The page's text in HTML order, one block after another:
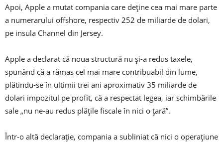
Apoi, Apple a mutat compania care deține cea mai mare parte
a numerarului offshore, respectiv 252 de miliarde de dolari,
pe insula Channel din Jersey.
Apple a declarat că noua structură nu și-a redus taxele,
spunând că a rămas cel mai mare contribuabil din lume,
plătindu-se în ultimii trei ani aproximativ 35 miliarde de
dolari impozitul pe profit, că a respectat legea, iar schimbările
sale „nu ne-au redus plățile fiscale în nici o țară”.
Într-o altă declarație, compania a subliniat că nici o operațiune